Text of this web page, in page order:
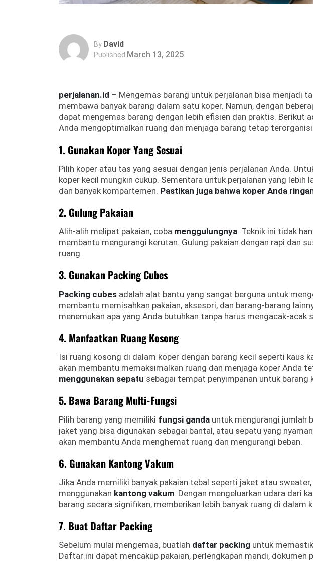
By David
Published March 13, 2025
perjalanan.id – Mengemas barang untuk perjalanan bisa menjadi
membawa banyak barang dalam satu koper. Namun, dengan
dapat mengemas barang dengan lebih efisien dan praktis. Berikut
Anda mengoptimalkan ruang dan menjaga barang tetap
1. Gunakan Koper Yang Sesuai
Pilih koper atau tas yang sesuai dengan jenis perjalanan Anda.
koper kecil mungkin cukup. Sementara untuk perjalanan yang lebih
dan banyak kompartemen. Pastikan juga bahwa koper Anda
2. Gulung Pakaian
Alih-alih melipat pakaian, coba menggulungnya. Teknik ini tidak
membantu mengurangi kerutan. Gulung pakaian dengan rapi dan
ruang.
3. Gunakan Packing Cubes
Packing cubes adalah alat bantu yang sangat berguna untuk
membantu memisahkan pakaian, aksesori, dan barang-barang
menemukan apa yang Anda butuhkan tanpa harus mengacak-acak
4. Manfaatkan Ruang Kosong
Isi ruang kosong di dalam koper dengan barang kecil seperti kaus
akan membantu memaksimalkan ruang dan menjaga koper Anda
menggunakan sepatu sebagai tempat penyimpanan untuk barang
5. Bawa Barang Multi-Fungsi
Pilih barang yang memiliki fungsi ganda untuk mengurangi jumlah
jaket yang bisa digunakan sebagai bantal, atau sepatu yang
akan membantu Anda menghemat ruang dan mengurangi beban.
6. Gunakan Kantong Vakum
Jika Anda memiliki banyak pakaian tebal seperti jaket atau
menggunakan kantong vakum. Dengan mengeluarkan udara dari
barang secara signifikan, memberikan lebih banyak ruang di dalam
7. Buat Daftar Packing
Sebelum mulai mengemas, buatlah daftar packing untuk
Daftar ini dapat mencakup pakaian, perlengkapan mandi, dokumen